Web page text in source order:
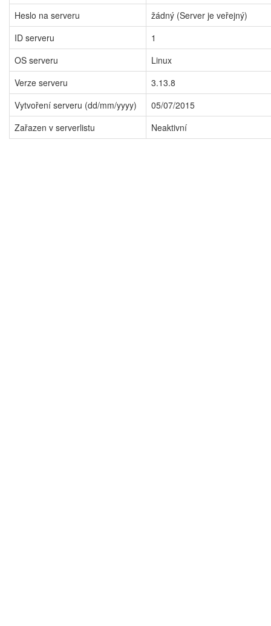
Heslo na serveru
žádný (Server je veřejný)
ID serveru
1
OS serveru
Linux
Verze serveru
3.13.8
Vytvoření serveru (dd/mm/yyyy)
05/07/2015
Zařazen v serverlistu
Neaktivní